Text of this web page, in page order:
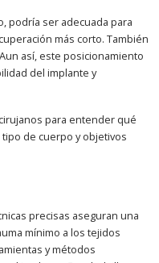
podría ser adecuada para
más corto. También
así, este posicionamiento
del implante y
para entender qué
de cuerpo y objetivos
precisas aseguran una
mínimo a los tejidos
y métodos